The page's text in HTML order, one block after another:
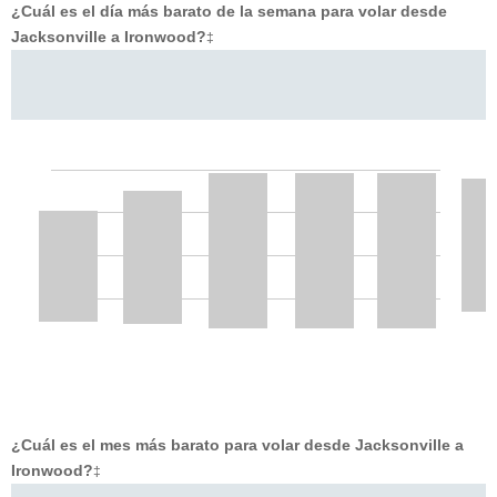
¿Cuál es el día más barato de la semana para volar desde
Jacksonville a Ironwood?‡
¿Cuál es el mes más barato para volar desde Jacksonville a
Ironwood?‡